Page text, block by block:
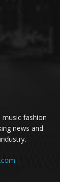
fashion
news and